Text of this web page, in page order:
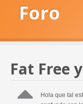
Foro
Fat Free
Hola que tal